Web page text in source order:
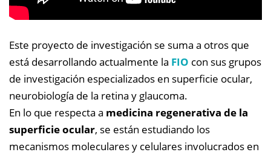
Este proyecto de investigación se suma a otros que
está desarrollando actualmente la FIO con sus grupos
de investigación especializados en superficie ocular,
neurobiología de la retina y glaucoma.
En lo que respecta a medicina regenerativa de la
superficie ocular, se están estudiando los
mecanismos moleculares y celulares involucrados en